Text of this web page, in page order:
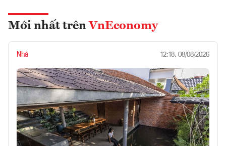
Mới nhất trên VnEconomy
Nhà 12:18, 08/08/2026